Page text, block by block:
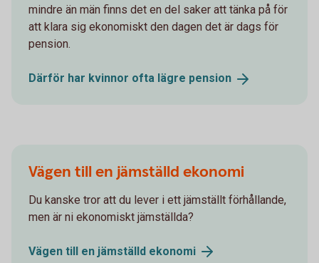
mindre än män finns det en del saker att tänka på för
att klara sig ekonomiskt den dagen det är dags för
pension.
Därför har kvinnor ofta lägre pension
Vägen till en jämställd ekonomi
Du kanske tror att du lever i ett jämställt förhållande,
men är ni ekonomiskt jämställda?
Vägen till en jämställd ekonomi